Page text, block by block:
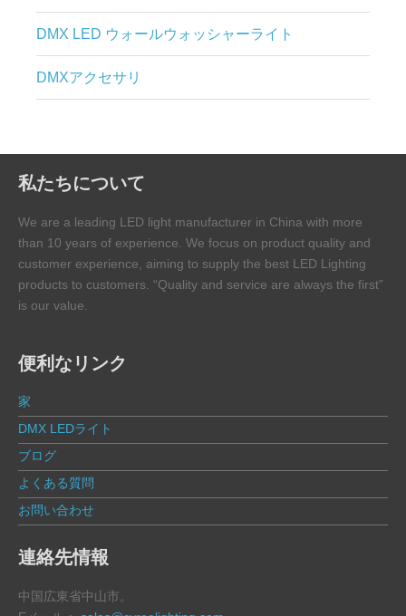
DMX LED ウォールウォッシャーライト
DMXアクセサリ
私たちについて
We are a leading LED light manufacturer in China with more
than 10 years of experience. We focus on product quality and
customer experience, aiming to supply the best LED Lighting
products to customers. “Quality and service are always the first”
is our value.
便利なリンク
家
DMX LEDライト
ブログ
よくある質問
お問い合わせ
連絡先情報
中国広東省中山市。